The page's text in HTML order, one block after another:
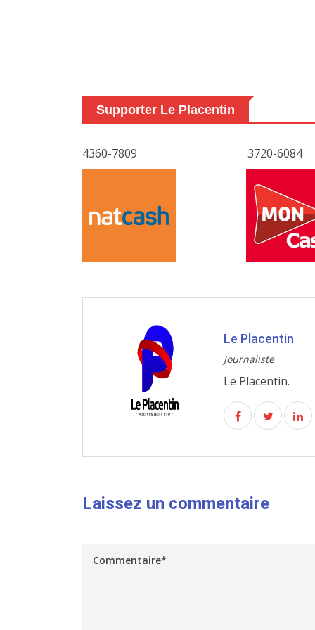
Supporter Le Placentin
4360-7809 3720-6084
Le Placentin
Journaliste
Le Placentin.
Laissez un commentaire